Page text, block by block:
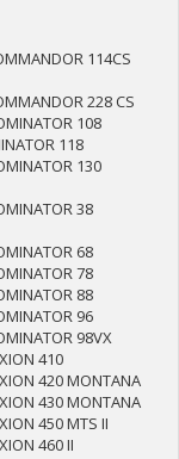
114CS
228 CS
108
118
130
38
68
78
88
96
98VX
410
420 MONTANA
430 MONTANA
450 MTS II
460 II